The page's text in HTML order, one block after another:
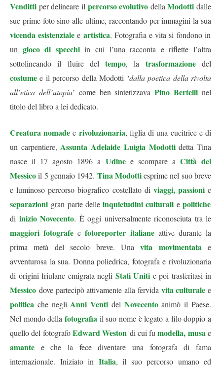
Venditti per delineare ilpercorso evolutivo dellaModotti dalle
sue prime foto sino alle ultime, raccontando per immagini la sua
vicenda esistenziale e artistica. Fotografia e vita si fondono in
un gioco di specchiin cui l’una racconta e riflette l’altra
sottolineando il fluire deltempo, la trasformazionedel
costume e il percorso della Modotti ‘dalla poetica della rivolta
all’etica dell’utopia’ come ben sintetizzava Pino Bertelli nel
titolo del libro a lei dedicato.
Creatura nomade e rivoluzionaria, figlia di una cucitrice e di
un carpentiere,Assunta Adelaide Luigia Modottidetta Tina
nasce il 17 agosto 1896 a Udinee scompare a Città del
Messicoil 5 gennaio 1942. Tina Modottiesprime nel suo breve
e luminoso percorso biografico costellato di viaggi, passionie
separazioni gran parte delle inquietudini culturali epolitiche
di inizio Novecento. È oggi universalmente riconosciuta tra le
maggiori fotografe e fotoreporter italianeattive durante la
prima metà del secolo breve. Unavita movimentatae
avventurosa la sua. Donna poliedrica, fotografa e rivoluzionaria
di origini friulane emigrata negli Stati Uniti e poi trasferitasi in
Messico dove partecipò attivamente alla fervidavita culturale e
politica che negliAnni Venti del Novecentoanimò il Paese.
Nel mondo della fotografia il suo nome è legato a filo doppio a
quello del fotografoEdward Weston di cui fumodella, musae
amante e che la fece diventare una fotografa di fama
internazionale. Iniziato in Italia, il suo percorso umano ed